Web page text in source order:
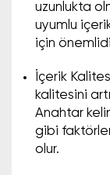
uzunlukta
uyumlu
için
İçerik
kalitesini
Anahtar
gibi
olur.